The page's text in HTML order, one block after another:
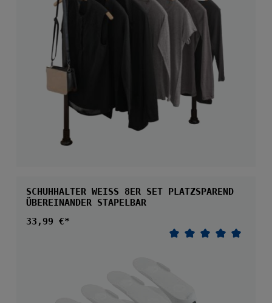
SCHUHHALTER WEISS 8ER SET PLATZSPAREND Ü
BEREINANDER STAPELBAR
Regulärer Preis:
33,99 €*